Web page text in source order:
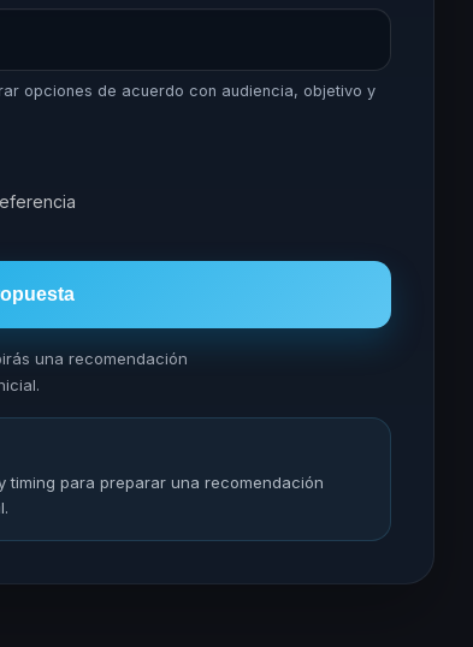
opciones de acuerdo con audiencia, objetivo y
una recomendación
timing para preparar una recomendación